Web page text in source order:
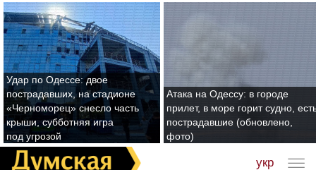
Удар по Одессе: двое
пострадавших, на стадионе
«Черноморец» снесло часть
крыши, субботняя игра
под угрозой
Атака на Одессу: в городе
прилет, в море горит судно,
пострадавшие (обновлено,
фото)
укр